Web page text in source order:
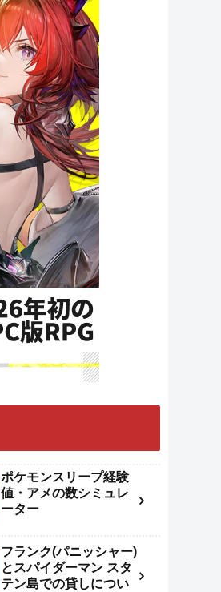
ポケモンスリープ経験
値・アメの数シミュレ
ーター
フランク(パニッシャー)
とスパイダーマン スタ
テン島での貸しについ